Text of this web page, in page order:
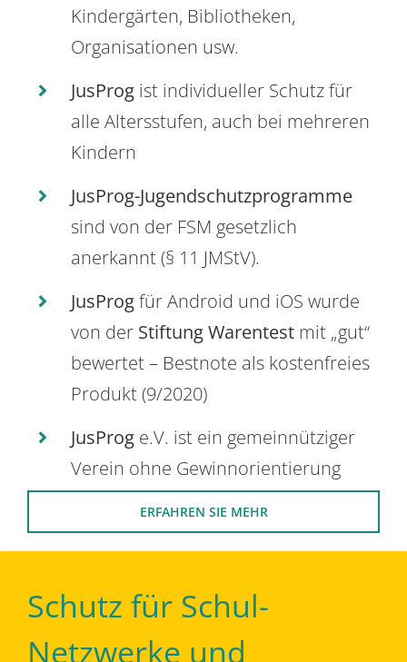
Kindergärten, Bibliotheken,
Organisationen usw.
JusProg ist individueller Schutz für
alle Altersstufen, auch bei mehreren
Kindern
JusProg-Jugendschutzprogramme
sind von der FSM gesetzlich
anerkannt (§ 11 JMStV).
JusProgfür Android und iOS wurde
von der Stiftung Warentest mit „gut“
bewertet – Bestnote als kostenfreies
Produkt (9/2020)
JusProg e.V. ist ein gemeinnütziger
Verein ohne Gewinnorientierung
ERFAHREN SIE MEHR
Schutz für Schul-
Netzwerke und